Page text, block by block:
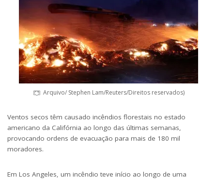
Arquivo/ Stephen Lam/Reuters/Direitos reservados)
Ventos secos têm causado incêndios florestais no estado
americano da Califórnia ao longo das últimas semanas,
provocando ordens de evacuação para mais de 180 mil
moradores.
Em Los Angeles, um incêndio teve início ao longo de uma